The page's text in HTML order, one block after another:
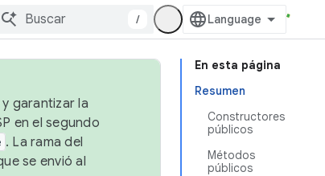
/
En esta página
Resumen
Constructores
públicos
Métodos
públicos
garantizar la
en el segundo
. La rama del
se envió al